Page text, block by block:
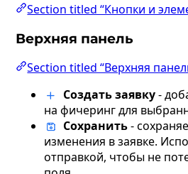
Section titled “Кнопки и
Верхняя панель
Section titled “Верхняя
Создать заявку-
на фичеринг для
Сохранить-
изменения в заявке.
отправкой, чтобы не